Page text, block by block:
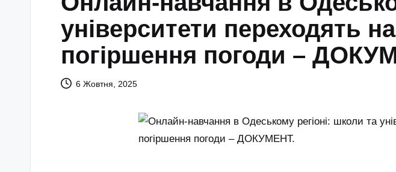
університети переходять
погіршення погоди –
6 Жовтня, 2025